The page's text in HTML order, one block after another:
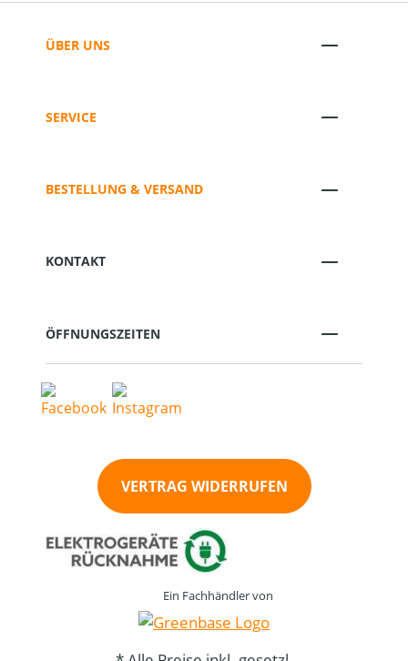
ÜBER UNS
SERVICE
BESTELLUNG & VERSAND
KONTAKT
ÖFFNUNGSZEITEN
VERTRAG WIDERRUFEN
Ein Fachhändler von